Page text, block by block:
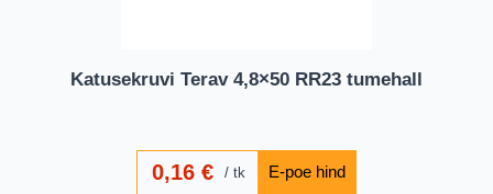
Katusekruvi Terav 4,8×50 RR23 tumehall
0,16€ tk